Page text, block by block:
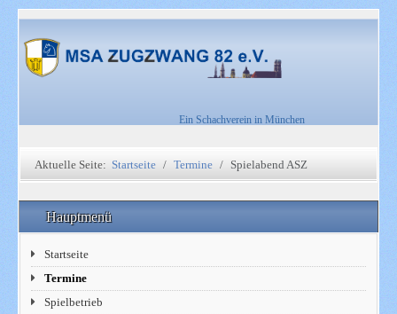
Ein Schachverein in München
Aktuelle Seite: Startseite Termine Spielabend ASZ
Hauptmenü
Startseite
Termine
Spielbetrieb